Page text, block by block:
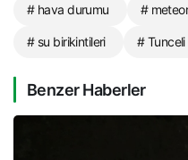
# hava durumu #
# su birikintileri # Tunceli
Benzer Haberler